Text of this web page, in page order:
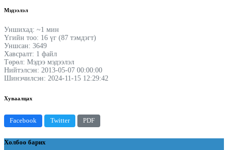
Мэдээлэл
Уншихад: ~1 мин
Үгийн тоо: 16 үг (87 тэмдэгт)
Уншсан: 3649
Хавсралт: 1 файл
Төрөл: Мэдээ мэдээлэл
Нийтэлсэн: 2013-05-07 00:00:00
Шинэчилсэн: 2024-11-15 12:29:42
Хуваалцах
Facebook Twitter PDF
Холбоо барих